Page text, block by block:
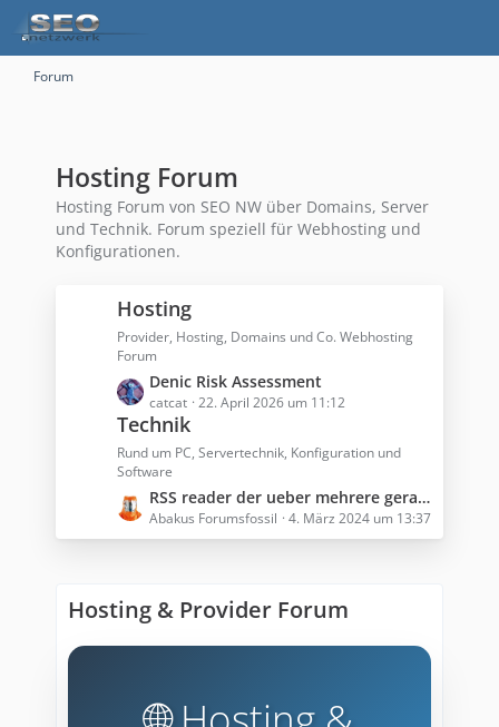
Forum
Hosting Forum
Hosting Forum von SEO NW über Domains, Server
und Technik. Forum speziell für Webhosting und
Konfigurationen.
Hosting
Provider, Hosting, Domains und Co. Webhosting
Forum
L
e
t
z
t
e
B
e
r
g
Denic Risk Assessment
catcat 22. April 2026 um 11:12
Technik
Rund um PC, Servertechnik, Konfiguration und
Software
L
e
t
e
e
RSS reader der ueber mehrere geraete synchronisiert?
Abakus Forumsfossil 4. März 2024 um 13:37
Hosting & Provider Forum